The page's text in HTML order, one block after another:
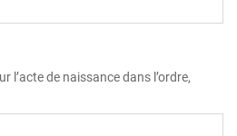
l’acte de naissance dans l’ordre,